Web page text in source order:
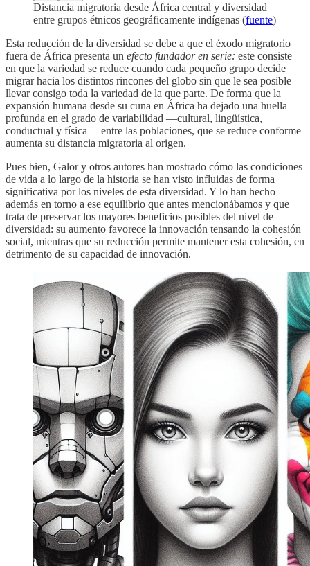
Distancia migratoria desde África central y diversidad
entre grupos étnicos geográficamente indígenas (fuente)
Esta reducción de la diversidad se debe a que el éxodo migratorio
fuera de África presenta un efecto fundador en serie: este consiste
en que la variedad se reduce cuando cada pequeño grupo decide
migrar hacia los distintos rincones del globo sin que le sea posible
llevar consigo toda la variedad de la que parte. De forma que la
expansión humana desde su cuna en África ha dejado una huella
profunda en el grado de variabilidad —cultural, lingüística,
conductual y física— entre las poblaciones, que se reduce conforme
aumenta su distancia migratoria al origen.
Pues bien, Galor y otros autores han mostrado cómo las condiciones
de vida a lo largo de la historia se han visto influidas de forma
significativa por los niveles de esta diversidad. Y lo han hecho
además en torno a ese equilibrio que antes mencionábamos y que
trata de preservar los mayores beneficios posibles del nivel de
diversidad: su aumento favorece la innovación tensando la cohesión
social, mientras que su reducción permite mantener esta cohesión, en
detrimento de su capacidad de innovación.